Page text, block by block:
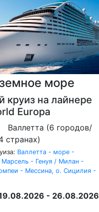
море
круиз на лайнере
Europa
Валлетта (6 городов/
странах)
Валлетта - море -
Марсель - Генуя / Милан -
- Мессина, о. Сицилия -
- 26.08.2026